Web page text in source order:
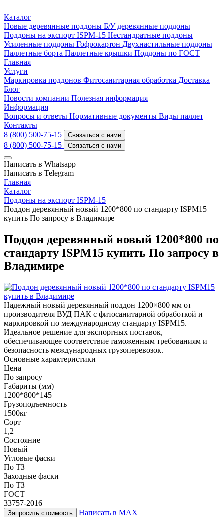
Каталог
Новые деревянные поддоны Б/У деревянные поддоны
Поддоны на экспорт ISPM-15 Нестандратные поддоны
Усиленные поддоны Гофрокартон Двухнастильные поддоны
Паллетные борта Паллетные крышки Поддоны по ГОСТ
Главная
Услуги
Маркировка поддонов Фитосанитарная обработка Доставка
Блог
Новости компании Полезная информация
Информация
Вопросы и ответы Нормативные документы Виды паллет
Контакты
8 (800) 500-75-15
Связаться с нами
8 (800) 500-75-15 Связаться с нами
Написать в Whatsapp
Написать в Telegram
Главная
Каталог
Поддоны на экспорт ISPM-15
Поддон деревянный новый 1200*800 по стандарту ISPM15
купить По запросу в Владимире
Поддон деревянный новый 1200*800 по
стандарту ISPM15 купить По запросу в
Владимире
Надежный новый деревянный поддон 1200×800 мм от
производителя ВУД ПАК с фитосанитарной обработкой и
маркировкой по международному стандарту ISPM15.
Идеальное решение для экспортных поставок,
обеспечивающее соответствие таможенным требованиям и
безопасность международных грузоперевозок.
Основные характеристики
Цена
По запросу
Габариты (мм)
1200*800*145
Грузоподъемность
1500кг
Сорт
1,2
Состояние
Новый
Угловые фаски
По ТЗ
Заходные фаски
По ТЗ
ГОСТ
33757-2016
Запросить стоимость
Написать в MAX